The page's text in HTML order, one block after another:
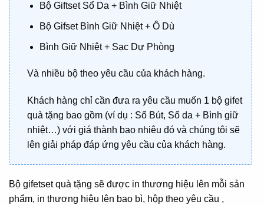
Bộ Giftset Sổ Da + Bình Giữ Nhiệt
Bộ Gifset Bình Giữ Nhiệt + Ô Dù
Bình Giữ Nhiệt + Sạc Dự Phòng
Và nhiều bộ theo yêu cầu của khách hàng.
Khách hàng chỉ cần đưa ra yêu cầu muốn 1 bộ gifet
quà tặng bao gồm (ví dụ : Sổ Bút, Sổ da + Bình giữ
nhiệt…) với giá thành bao nhiêu đó và chúng tôi sẽ
lên giải pháp đáp ứng yêu cầu của khách hàng.
Bộ gifetset quà tặng sẽ được in thương hiệu lên mỗi sản
phẩm, in thương hiệu lên bao bì, hộp theo yêu cầu ,